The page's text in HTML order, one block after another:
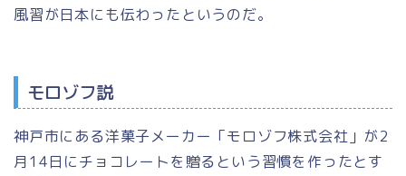
風習が日本にも伝わったというのだ。
モロゾフ説
神戸市にある洋菓子メーカー 「モロゾフ株式会社」 が2
月14日にチョコレートを贈るという習慣を作ったとす